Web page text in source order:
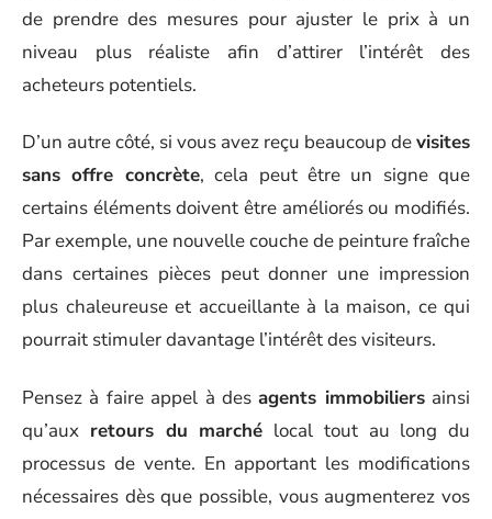
de prendre des mesures pour ajuster le prix à un
niveau plus réaliste afin d’attirer l’intérêt des
acheteurs potentiels.
D’un autre côté, si vous avez reçu beaucoup devisites
sans offre concrète, cela peut être un signe que
certains éléments doivent être améliorés ou modifiés.
Par exemple, une nouvelle couche de peinture fraîche
dans certaines pièces peut donner une impression
plus chaleureuse et accueillante à la maison, ce qui
pourrait stimuler davantage l’intérêt des visiteurs.
Pensez à faire appel à desagents immobiliersainsi
qu’aux retours du marché local tout au long du
processus de vente. En apportant les modifications
nécessaires dès que possible, vous augmenterez vos